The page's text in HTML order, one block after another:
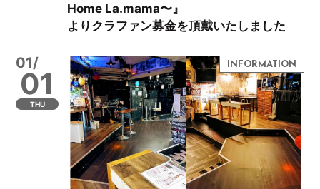
Home La.mama〜』
よりクラファン募金を頂戴いたしました
01/
01
THU